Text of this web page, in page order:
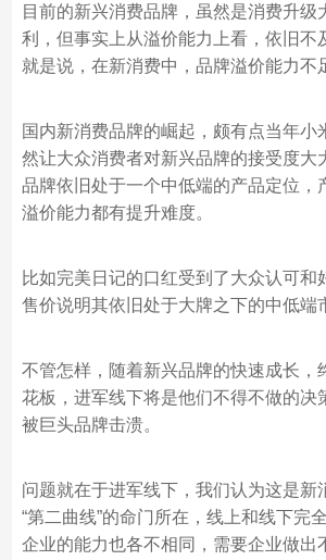
目前的新兴消费品牌，虽然是消费升级
利，但事实上从溢价能力上看，依旧不
就是说，在新消费中，品牌溢价能力不
国内新消费品牌的崛起，颇有点当年小
然让大众消费者对新兴品牌的接受度大
品牌依旧处于一个中低端的产品定位，
溢价能力都有提升难度。
比如完美日记的口红受到了大众认可和
售价说明其依旧处于大牌之下的中低端
不管怎样，随着新兴品牌的快速成长，
花板，进军线下将是他们不得不做的决
被巨头品牌击溃。
问题就在于进军线下，我们认为这是新
“第二曲线”的命门所在，线上和线下完
企业的能力也各不相同，需要企业做出